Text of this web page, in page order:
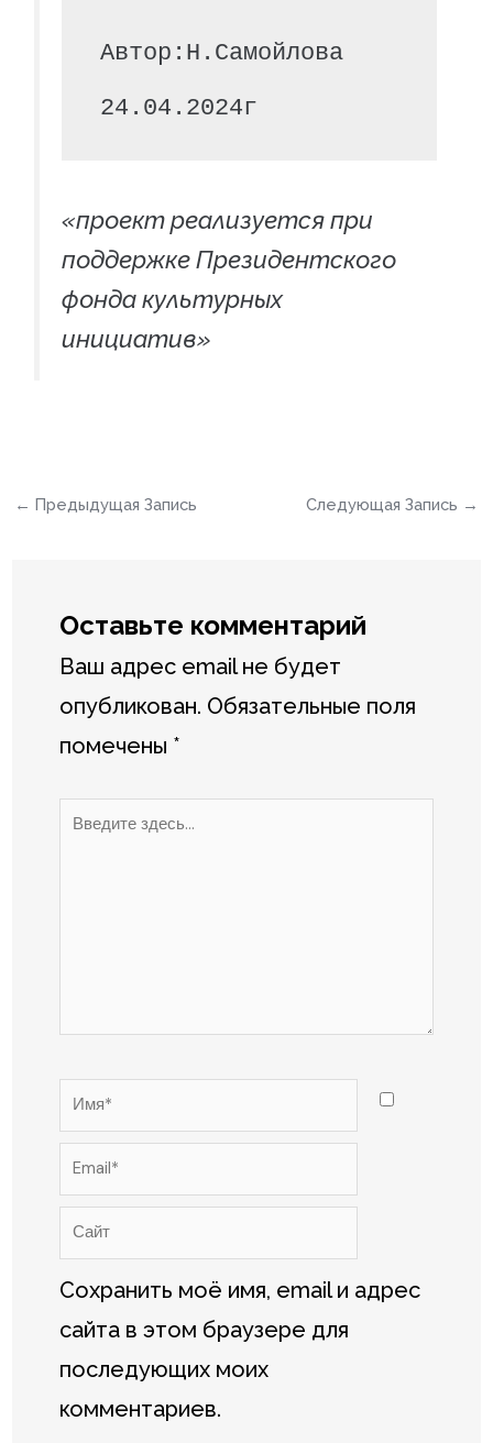
Автор:Н.Самойлова
24.04.2024г
«проект реализуется при
поддержке Президентского
фонда культурных
инициатив»
← Предыдущая Запись Следующая Запись →
Оставьте комментарий
Ваш адрес email не будет
опубликован. Обязательные поля
помечены *
Введите
Имя*
Email*
Сайт
Сохранить моё имя, email и адрес
сайта в этом браузере для
последующих моих
комментариев.